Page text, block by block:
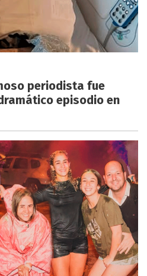
periodista fue
episodio en